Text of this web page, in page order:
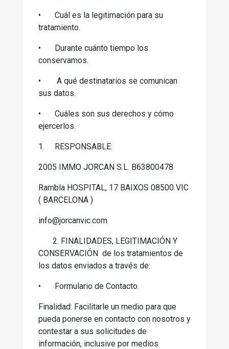
•
Cuál es la legitimación para su
tratamiento.
•
Durante cuánto tiempo los
conservamos.
•
A qué destinatarios se comunican
sus datos.
•
Cuáles son sus derechos y cómo
ejercerlos.
1. RESPONSABLE:
2005 IMMO JORCAN S.L. B63800478
Rambla HOSPITAL, 17 BAIXOS 08500 VIC
( BARCELONA )
info@jorcanvic.com
2. FINALIDADES, LEGITIMACIÓN Y
CONSERVACIÓN de los tratamientos de
los datos enviados a través de:
• Formulario de Contacto.
Finalidad: Facilitarle un medio para que
pueda ponerse en contacto con nosotros y
contestar a sus solicitudes de
información, inclusive por medios